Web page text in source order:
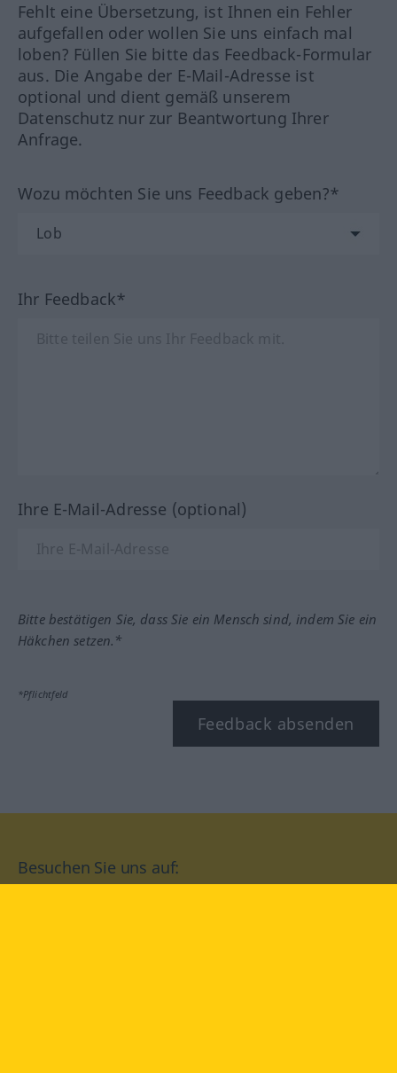
Fehlt eine Übersetzung, ist Ihnen ein Fehler
aufgefallen oder wollen Sie uns einfach mal
loben? Füllen Sie bitte das Feedback-Formular
aus. Die Angabe der E-Mail-Adresse ist
optional und dient gemäß unserem
Datenschutz nur zur Beantwortung Ihrer
Anfrage.
Wozu möchten Sie uns Feedback geben?*
Ihr Feedback*
Ihre E-Mail-Adresse (optional)
Bitte bestätigen Sie, dass Sie ein Mensch sind, indem Sie ein
Häkchen setzen.*
*Pflichtfeld
Feedback absenden
Besuchen Sie uns auf: